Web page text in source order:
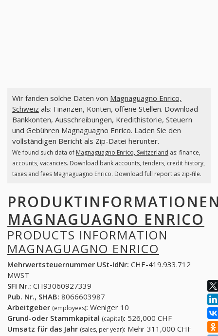
Wir fanden solche Daten von Magnaguagno Enrico,
Schweiz als: Finanzen, Konten, offene Stellen. Download
Bankkonten, Ausschreibungen, Kredithistorie, Steuern
und Gebühren Magnaguagno Enrico. Laden Sie den
vollständigen Bericht als Zip-Datei herunter.
We found such data of Magnaguagno Enrico, Switzerland as: finance,
accounts, vacancies. Download bank accounts, tenders, credit history,
taxes and fees Magnaguagno Enrico. Download full report as zip-file.
MAGNAGUAGNO ENRICO
PRODUCTS INFORMATION
MAGNAGUAGNO ENRICO
Mehrwertsteuernummer USt-IdNr: CHE-419.933.712
MWST
SFI Nr.: CH93060927339
Pub. Nr., SHAB: 8066603987
Arbeitgeber (employees): Weniger 10
Grund-oder Stammkapital (capital): 526,000 CHF
Umsatz für das Jahr (sales, per year): Mehr 311,000 CHF